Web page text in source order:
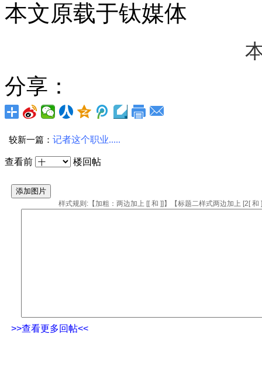
本文原载于钛媒体
分享：
较新一篇： 记者这个职业.....
查看前 楼回帖